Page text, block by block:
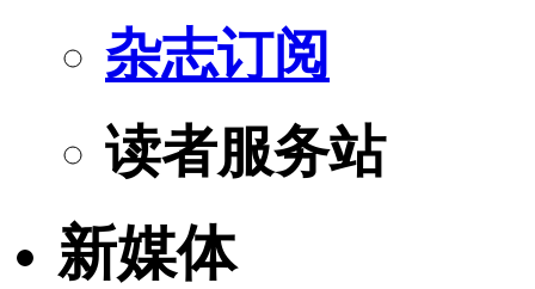
杂志订阅
读者服务站
新媒体